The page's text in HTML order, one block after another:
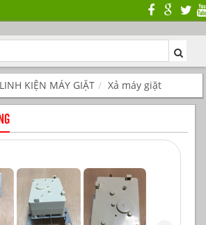
KIỆN MÁY GIẶT Xả máy giặt